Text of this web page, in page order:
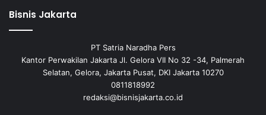
Bisnis Jakarta
PT Satria Naradha Pers
Kantor Perwakilan Jakarta Jl. Gelora VII No 32 -34, Palmerah
Selatan, Gelora, Jakarta Pusat, DKI Jakarta 10270
0811818992
redaksi@bisnisjakarta.co.id